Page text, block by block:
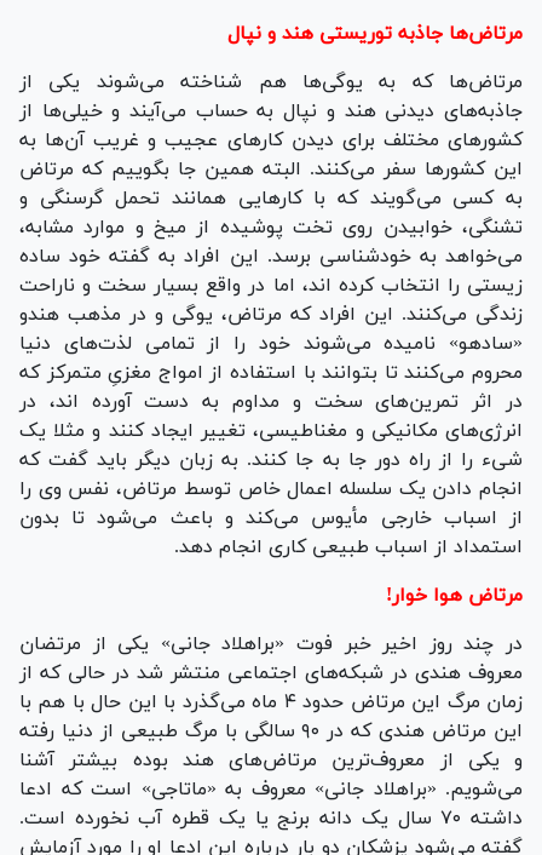
مرتاض‌ها جاذبه توریستی هند و نپال
مرتاض‌ها که به یوگی‌ها هم شناخته می‌شوند یکی از
جاذبه‌های دیدنی هند و نپال به حساب می‌آیند و خیلی‌ها از
کشور‌های مختلف برای دیدن کار‌های عجیب و غریب آن‌ها به
این کشور‌ها سفر می‌کنند. البته همین جا بگوییم که مرتاض
به کسی می‌گویند که با کار‌هایی همانند تحمل گرسنگی و
تشنگی، خوابیدن روی تخت پوشیده از میخ و موارد مشابه،
می‌خواهد به خودشناسی برسد. این افراد به گفته خود ساده
زیستی را انتخاب کرده اند، اما در واقع بسیار سخت و ناراحت
زندگی می‌کنند. این افراد که مرتاض، یوگی و در مذهب هندو
«سادهو» نامیده می‌شوند خود را از تمامی لذت‌های دنیا
محروم می‌کنند تا بتوانند با استفاده از امواج مغزیِ متمرکز که
در اثر تمرین‌های سخت و مداوم به دست آورده اند، در
انرژی‌های مکانیکی و مغناطیسی، تغییر ایجاد کنند و مثلا یک
شیء را از راه دور جا به جا کنند. به زبان دیگر باید گفت که
انجام دادن یک سلسله اعمال خاص توسط مرتاض، نفس وی را
از اسباب خارجی مأیوس می‌کند و باعث می‌شود تا بدون
استمداد از اسباب طبیعی کاری انجام دهد.
مرتاض هوا خوار!
در چند روز اخیر خبر فوت «براهلاد جانی» یکی از مرتضان
معروف هندی در شبکه‌های اجتماعی منتشر شد در حالی که از
زمان مرگ این مرتاض حدود ۴ ماه می‌گذرد با این حال با هم با
این مرتاض هندی که در ۹۰ سالگی با مرگ طبیعی از دنیا رفته
و یکی از معروف‌ترین مرتاض‌های هند بوده بیشتر آشنا
می‌شویم. «براهلاد جانی» معروف به «ماتاجی» است که ادعا
داشته ۷۰ سال یک دانه برنج یا یک قطره آب نخورده است.
گفته می‌شود پزشکان دو بار درباره این ادعا او را مورد آزمایش